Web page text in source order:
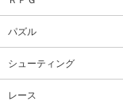
パズル
シューティング
レース